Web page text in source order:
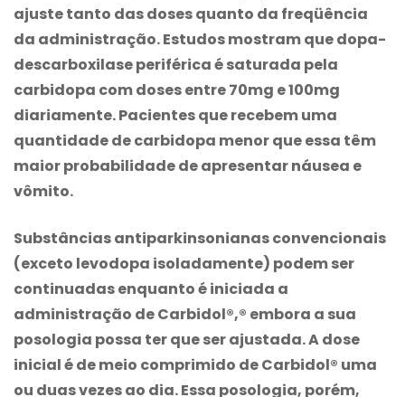
ajuste tanto das doses quanto da freqüência
da administração. Estudos mostram que dopa-
descarboxilase periférica é saturada pela
carbidopa com doses entre 70mg e 100mg
diariamente. Pacientes que recebem uma
quantidade de carbidopa menor que essa têm
maior probabilidade de apresentar náusea e
vômito.
Substâncias antiparkinsonianas convencionais
(exceto levodopa isoladamente) podem ser
continuadas enquanto é iniciada a
administração de Carbidol®,® embora a sua
posologia possa ter que ser ajustada. A dose
inicial é de meio comprimido de Carbidol® uma
ou duas vezes ao dia. Essa posologia, porém,